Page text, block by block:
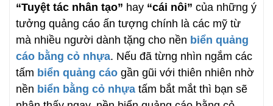
“Tuyệt tác nhân tạo” hay “cái nôi” của những ý
tưởng quảng cáo ấn tượng chính là các mỹ từ
mà nhiều người dành tặng cho nền biển quảng
cáo bằng cỏ nhựa. Nếu đã từng nhìn ngắm các
tấm biển quảng cáo gần gũi với thiên nhiên nhờ
nền biển bằng cỏ nhựa tấm bắt mắt thì bạn sẽ